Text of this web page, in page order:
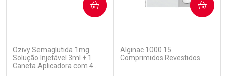
Ozivy Semaglutida 1mg
Solução Injetável 3ml + 1
Caneta Aplicadora com 4
COMPRAR
Alginac 1000 15
Comprimidos Revestidos
COMPRAR